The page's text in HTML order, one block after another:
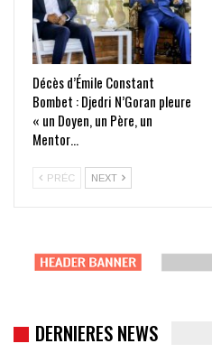
Décès d’Émile Constant
Bombet : Djedri N’Goran pleure
« un Doyen, un Père, un
Mentor…
PRÉC NEXT
DERNIERES NEWS